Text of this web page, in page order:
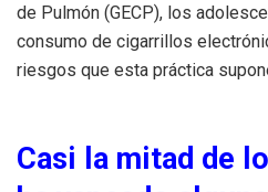
de Pulmón (GECP), los
consumo de cigarrillos
riesgos que esta práctica
Casi la mitad de